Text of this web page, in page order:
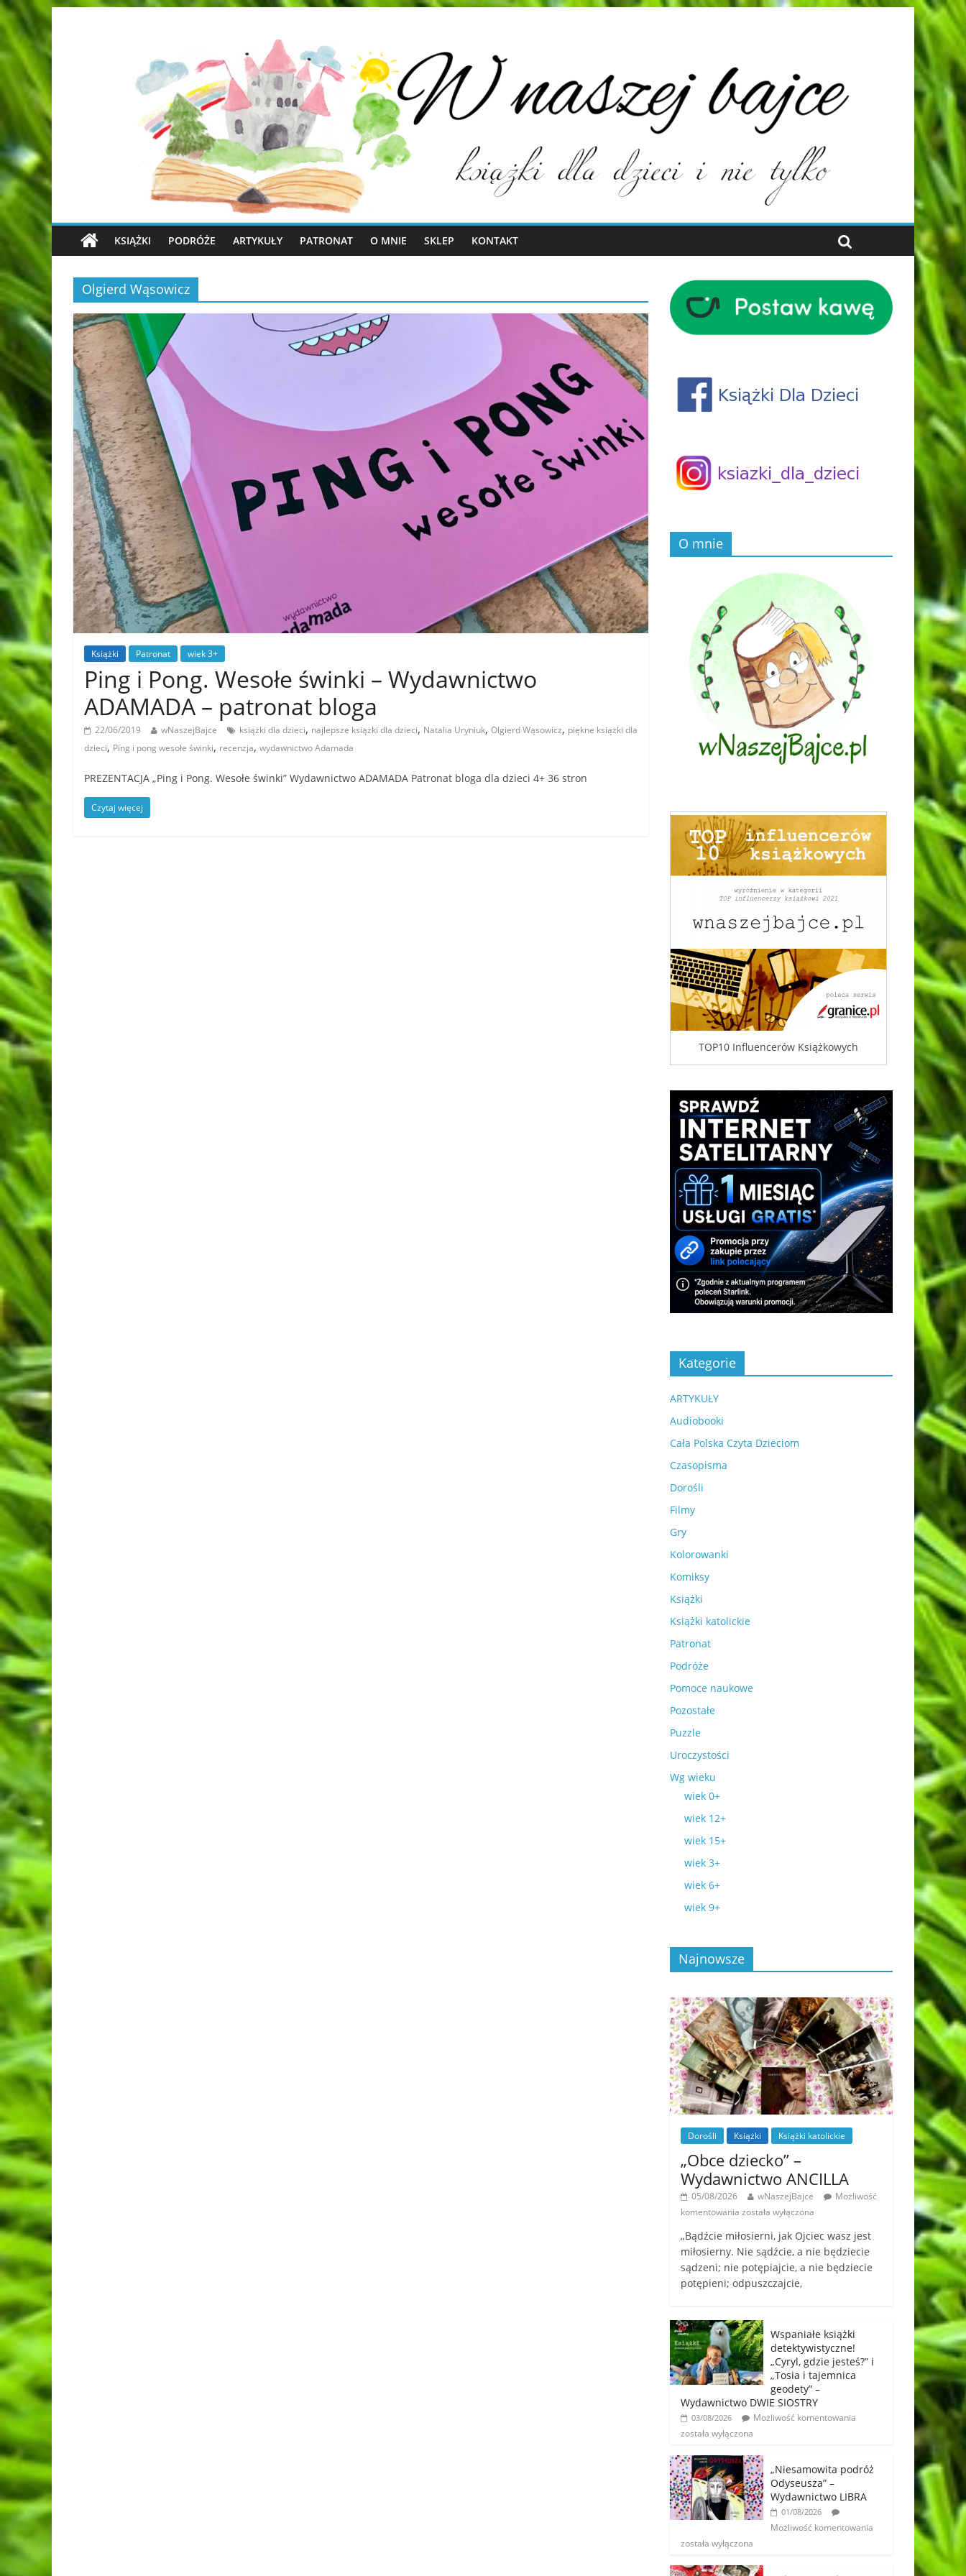
KSIĄŻKI PODRÓŻE ARTYKUŁY PATRONAT O MNIE SKLEP KONTAKT
Olgierd Wąsowicz
Książki Patronat wiek 3+
Ping i Pong. Wesołe świnki – Wydawnictwo
ADAMADA – patronat bloga
22/06/2019 wNaszejBajce książki dla dzieci, najlepsze książki dla dzieci, Natalia Uryniuk, Olgierd Wąsowicz, piękne książki dla
dzieci, Ping i pong wesołe świnki, recenzja, wydawnictwo Adamada
PREZENTACJA „Ping i Pong. Wesołe świnki” Wydawnictwo ADAMADA Patronat bloga dla dzieci 4+ 36 stron
Czytaj więcej
O mnie
TOP10 Influencerów Książkowych
Kategorie
ARTYKUŁY
Audiobooki
Cała Polska Czyta Dzieciom
Czasopisma
Dorośli
Filmy
Gry
Kolorowanki
Komiksy
Książki
Książki katolickie
Patronat
Podróże
Pomoce naukowe
Pozostałe
Puzzle
Uroczystości
Wg wieku
wiek 0+
wiek 12+
wiek 15+
wiek 3+
wiek 6+
wiek 9+
Najnowsze
Dorośli Książki Książki katolickie
„Obce dziecko” –
Wydawnictwo ANCILLA
05/08/2026 wNaszejBajce
Możliwość
komentowania została wyłączona
„Bądźcie miłosierni, jak Ojciec wasz jest
miłosierny. Nie sądźcie, a nie będziecie
sądzeni; nie potępiajcie, a nie będziecie
potępieni; odpuszczajcie,
Wspaniałe książki
detektywistyczne!
„Cyryl, gdzie jesteś?” i
„Tosia i tajemnica
geodety” –
Wydawnictwo DWIE SIOSTRY
03/08/2026
Możliwość komentowania
została wyłączona
„Niesamowita podróż
Odyseusza” –
Wydawnictwo LIBRA
01/08/2026
Możliwość komentowania
została wyłączona